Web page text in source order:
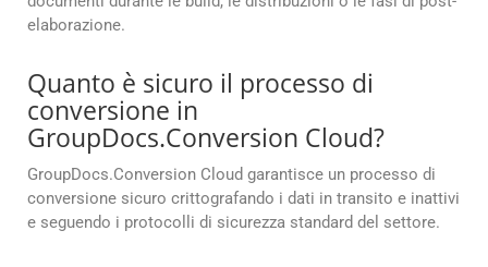
elaborazione.
Quanto è sicuro il processo di
conversione in
GroupDocs.Conversion Cloud?
GroupDocs.Conversion Cloud garantisce un processo di
conversione sicuro crittografando i dati in transito e inattivi
e seguendo i protocolli di sicurezza standard del settore.